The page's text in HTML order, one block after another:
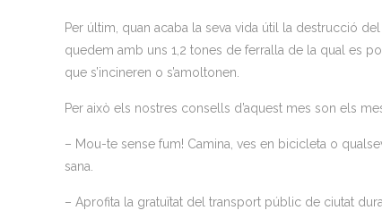
Per últim, quan acaba la seva vida útil la destrucció
quedem amb uns 1,2 tones de ferralla de la qual es
que s’incineren o s’amoltonen.
Per això els nostres consells d’aquest mes son els
– Mou-te sense fum! Camina, ves en bicicleta o
sana.
– Aprofita la gratuïtat del transport públic de ciutat